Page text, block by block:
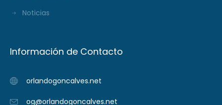
Noticias
Información de Contacto
orlandogoncalves.net
og@orlandogoncalves.net